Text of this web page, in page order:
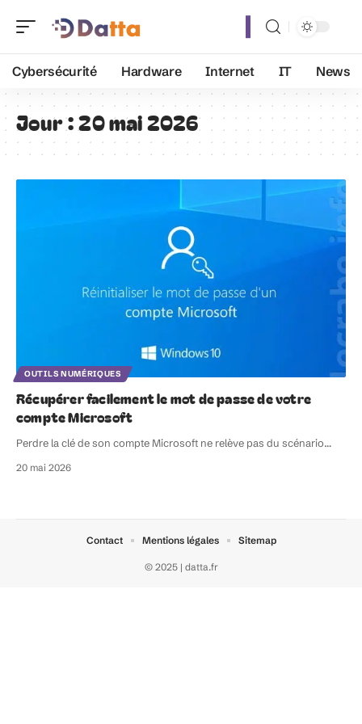
Cybersécurité Hardware Internet IT News
Jour :20 mai 2026
OUTILS NUMÉRIQUES
Récupérer facilement le mot de passe de votre
compte Microsoft
Perdre la clé de son compte Microsoft ne relève pas du scénario…
20 mai 2026
© 2025 | datta.fr
Contact Mentions légales Sitemap